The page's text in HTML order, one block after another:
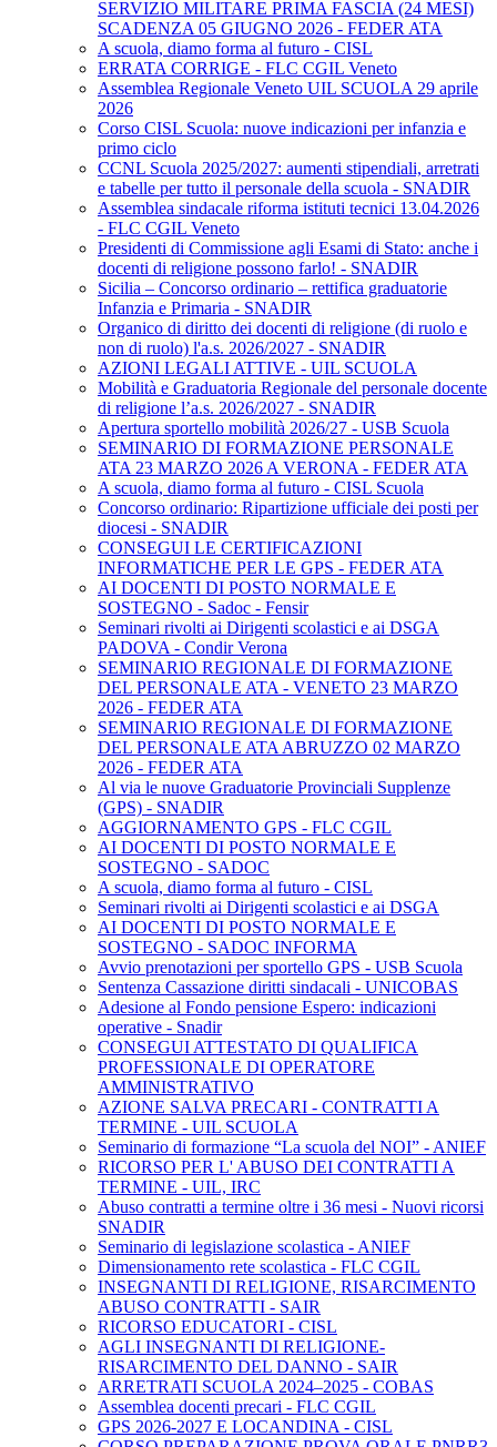
SERVIZIO MILITARE PRIMA FASCIA (24 MESI)
SCADENZA 05 GIUGNO 2026 - FEDER ATA
A scuola, diamo forma al futuro - CISL
ERRATA CORRIGE - FLC CGIL Veneto
Assemblea Regionale Veneto UIL SCUOLA 29 aprile
2026
Corso CISL Scuola: nuove indicazioni per infanzia e
primo ciclo
CCNL Scuola 2025/2027: aumenti stipendiali, arretrati
e tabelle per tutto il personale della scuola - SNADIR
Assemblea sindacale riforma istituti tecnici 13.04.2026
- FLC CGIL Veneto
Presidenti di Commissione agli Esami di Stato: anche i
docenti di religione possono farlo! - SNADIR
Sicilia – Concorso ordinario – rettifica graduatorie
Infanzia e Primaria - SNADIR
Organico di diritto dei docenti di religione (di ruolo e
non di ruolo) l'a.s. 2026/2027 - SNADIR
AZIONI LEGALI ATTIVE - UIL SCUOLA
Mobilità e Graduatoria Regionale del personale docente
di religione l’a.s. 2026/2027 - SNADIR
Apertura sportello mobilità 2026/27 - USB Scuola
SEMINARIO DI FORMAZIONE PERSONALE
ATA 23 MARZO 2026 A VERONA - FEDER ATA
A scuola, diamo forma al futuro - CISL Scuola
Concorso ordinario: Ripartizione ufficiale dei posti per
diocesi - SNADIR
CONSEGUI LE CERTIFICAZIONI
INFORMATICHE PER LE GPS - FEDER ATA
AI DOCENTI DI POSTO NORMALE E
SOSTEGNO - Sadoc - Fensir
Seminari rivolti ai Dirigenti scolastici e ai DSGA
PADOVA - Condir Verona
SEMINARIO REGIONALE DI FORMAZIONE
DEL PERSONALE ATA - VENETO 23 MARZO
2026 - FEDER ATA
SEMINARIO REGIONALE DI FORMAZIONE
DEL PERSONALE ATA ABRUZZO 02 MARZO
2026 - FEDER ATA
Al via le nuove Graduatorie Provinciali Supplenze
(GPS) - SNADIR
AGGIORNAMENTO GPS - FLC CGIL
AI DOCENTI DI POSTO NORMALE E
SOSTEGNO - SADOC
A scuola, diamo forma al futuro - CISL
Seminari rivolti ai Dirigenti scolastici e ai DSGA
AI DOCENTI DI POSTO NORMALE E
SOSTEGNO - SADOC INFORMA
Avvio prenotazioni per sportello GPS - USB Scuola
Sentenza Cassazione diritti sindacali - UNICOBAS
Adesione al Fondo pensione Espero: indicazioni
operative - Snadir
CONSEGUI ATTESTATO DI QUALIFICA
PROFESSIONALE DI OPERATORE
AMMINISTRATIVO
AZIONE SALVA PRECARI - CONTRATTI A
TERMINE - UIL SCUOLA
Seminario di formazione “La scuola del NOI” - ANIEF
RICORSO PER L' ABUSO DEI CONTRATTI A
TERMINE - UIL, IRC
Abuso contratti a termine oltre i 36 mesi - Nuovi ricorsi
SNADIR
Seminario di legislazione scolastica - ANIEF
Dimensionamento rete scolastica - FLC CGIL
INSEGNANTI DI RELIGIONE, RISARCIMENTO
ABUSO CONTRATTI - SAIR
RICORSO EDUCATORI - CISL
AGLI INSEGNANTI DI RELIGIONE-
RISARCIMENTO DEL DANNO - SAIR
ARRETRATI SCUOLA 2024–2025 - COBAS
Assemblea docenti precari - FLC CGIL
GPS 2026-2027 E LOCANDINA - CISL